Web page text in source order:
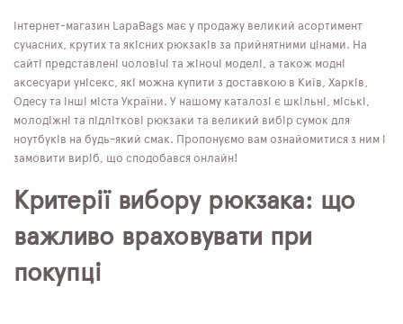
Інтернет-магазин LapaBags має у продажу великий асортимент
сучасних, крутих та якісних рюкзаків за прийнятними цінами. На
сайті представлені чоловічі та жіночі моделі, а також модні
аксесуари унісекс, які можна купити з доставкою в Київ, Харків,
Одесу та інші міста України. У нашому каталозі є шкільні, міські,
молодіжні та підліткові рюкзаки та великий вибір сумок для
ноутбуків на будь-який смак. Пропонуємо вам ознайомитися з ним і
замовити виріб, що сподобався онлайн!
Критерії вибору рюкзака: що
важливо враховувати при
покупці